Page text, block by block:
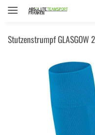
Stutzenstrumpf GLASGOW